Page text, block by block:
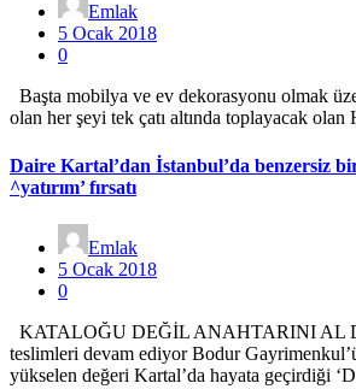
Emlak
5 Ocak 2018
0
Başta mobilya ve ev dekorasyonu olmak
olan her şeyi tek çatı altında toplayacak
Daire Kartal’dan İstanbul’da benzersiz
^yatırım’ fırsatı
Emlak
5 Ocak 2018
0
KATALOĞU DEĞİL ANAHTARINI AL
teslimleri devam ediyor Bodur
yükselen değeri Kartal’da hayata geçirdiği